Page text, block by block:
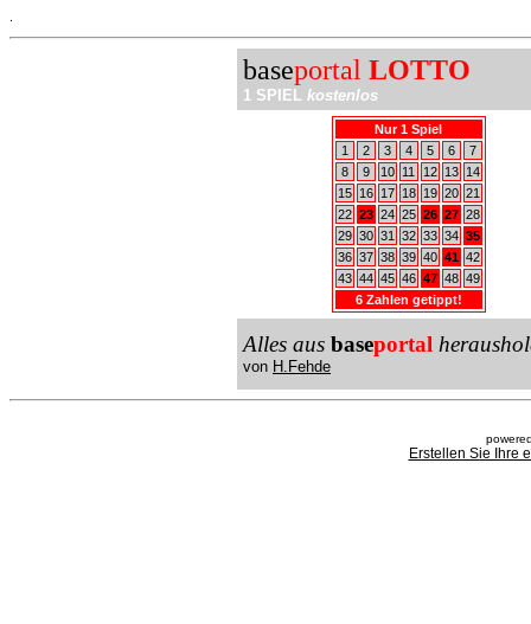
baseportal LOTTO
1 SPIEL kostenlos
Nur 1 Spiel
1
2 3 4 5 6
7
8
9 10 11 12 13
14
15
16 17 18 19 20 21
22 23 24 25 26 27 28
29 30 31 32 33 34 35
36 37 38 39 40 41 42
43 44 45 46 47 48 49
6 Zahlen getippt!
Alles aus baseportal
von H.Fehde
Erstellen Sie Ihre